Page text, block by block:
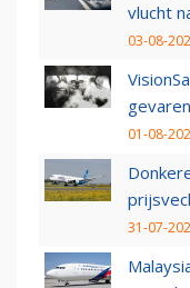
vlucht
03-08-
01-08-
31-07-